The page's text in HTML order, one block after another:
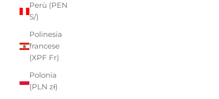
Perù (PEN
S/)
Polinesia
francese
(XPF Fr)
Polonia
(PLN zł)